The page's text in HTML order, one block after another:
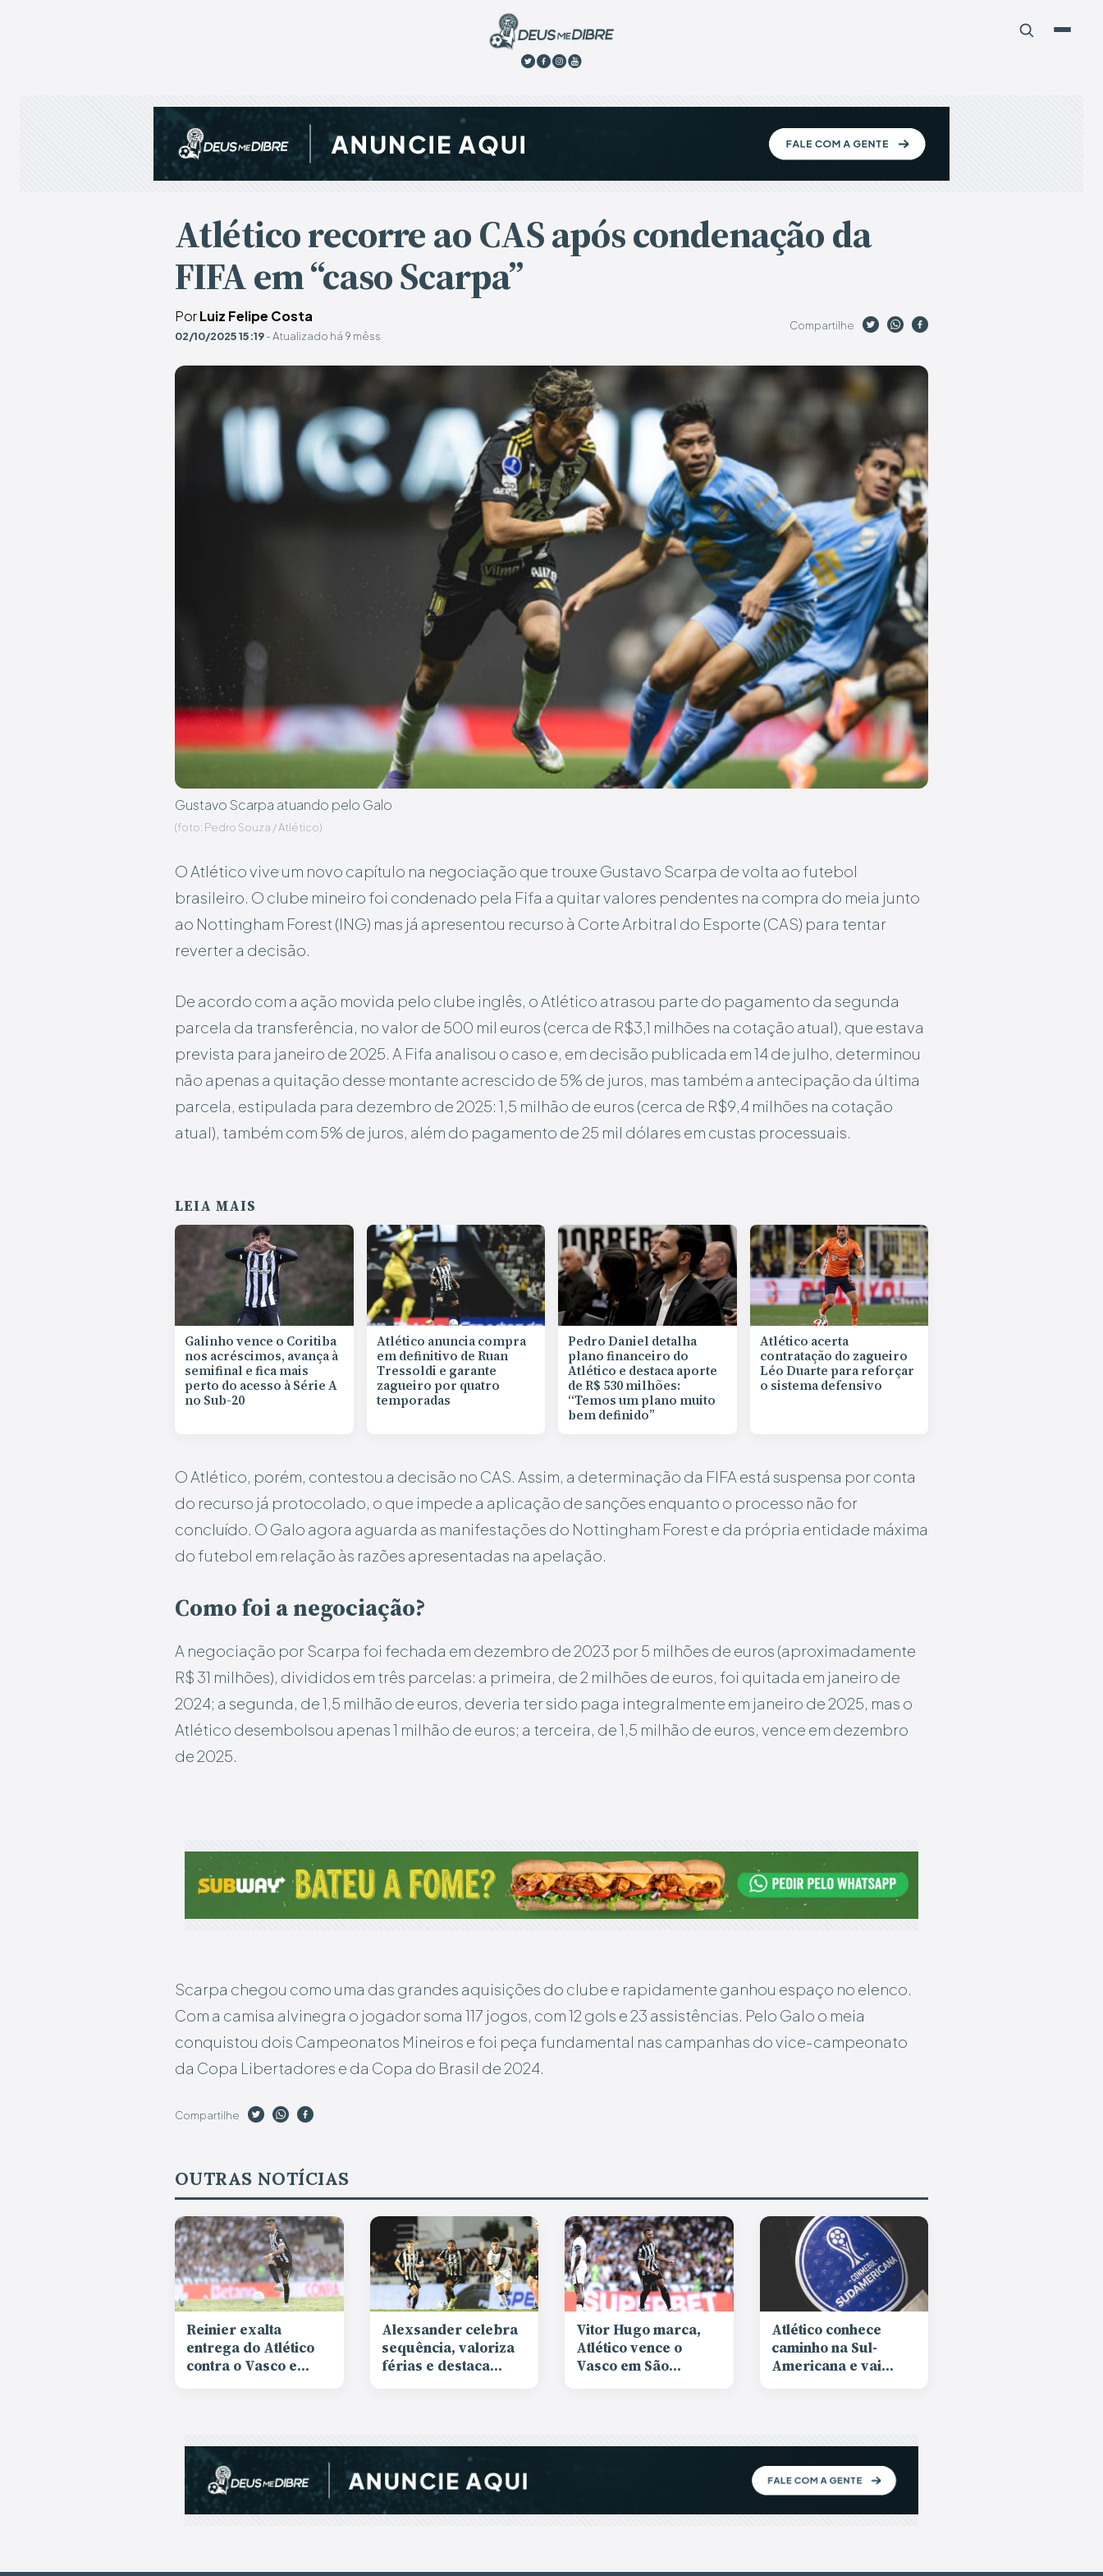
Atlético recorre ao CAS após condenação da
FIFA em “caso Scarpa”
PorLuiz Felipe Costa
02/10/2025 15:19- Atualizado há 9 mêss
Compartilhe
Gustavo Scarpa atuando pelo Galo
(foto: Pedro Souza / Atlético)
O Atlético vive um novo capítulo na negociação que trouxe Gustavo Scarpa de volta ao futebol
brasileiro. O clube mineiro foi condenado pela Fifa a quitar valores pendentes na compra do meia junto
ao Nottingham Forest (ING) mas já apresentou recurso à Corte Arbitral do Esporte (CAS) para tentar
reverter a decisão.
De acordo com a ação movida pelo clube inglês, o Atlético atrasou parte do pagamento da segunda
parcela da transferência, no valor de 500 mil euros (cerca de R$3,1 milhões na cotação atual), que estava
prevista para janeiro de 2025. A Fifa analisou o caso e, em decisão publicada em 14 de julho, determinou
não apenas a quitação desse montante acrescido de 5% de juros, mas também a antecipação da última
parcela, estipulada para dezembro de 2025: 1,5 milhão de euros (cerca de R$9,4 milhões na cotação
atual), também com 5% de juros, além do pagamento de 25 mil dólares em custas processuais.
LEIA MAIS
Galinho vence o Coritiba
nos acréscimos, avança à
semifinal e fica mais
perto do acesso à Série A
no Sub-20
Atlético anuncia compra
em definitivo de Ruan
Tressoldi e garante
zagueiro por quatro
temporadas
Pedro Daniel detalha
plano financeiro do
Atlético e destaca aporte
de R$ 530 milhões:
“Temos um plano muito
bem definido”
Atlético acerta
contratação do zagueiro
Léo Duarte para reforçar
o sistema defensivo
O Atlético, porém, contestou a decisão no CAS. Assim, a determinação da FIFA está suspensa por conta
do recurso já protocolado, o que impede a aplicação de sanções enquanto o processo não for
concluído. O Galo agora aguarda as manifestações do Nottingham Forest e da própria entidade máxima
do futebol em relação às razões apresentadas na apelação.
Como foi a negociação?
A negociação por Scarpa foi fechada em dezembro de 2023 por 5 milhões de euros (aproximadamente
R$ 31 milhões), divididos em três parcelas: a primeira, de 2 milhões de euros, foi quitada em janeiro de
2024; a segunda, de 1,5 milhão de euros, deveria ter sido paga integralmente em janeiro de 2025, mas o
Atlético desembolsou apenas 1 milhão de euros; a terceira, de 1,5 milhão de euros, vence em dezembro
de 2025.
Scarpa chegou como uma das grandes aquisições do clube e rapidamente ganhou espaço no elenco.
Com a camisa alvinegra o jogador soma 117 jogos, com 12 gols e 23 assistências. Pelo Galo o meia
conquistou dois Campeonatos Mineiros e foi peça fundamental nas campanhas do vice-campeonato
da Copa Libertadores e da Copa do Brasil de 2024.
Compartilhe
OUTRAS NOTÍCIAS
Reinier exalta
entrega do Atlético
contra o Vasco e
Alexsander celebra
sequência, valoriza
férias e destaca
Vitor Hugo marca,
Atlético vence o
Vasco em São
Atlético conhece
caminho na Sul-
Americana e vai